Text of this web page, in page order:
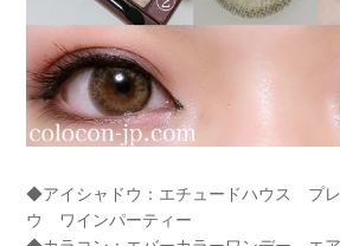
◆アイシャドウ：エチュードハウス プレ
ウ ワインパーティー